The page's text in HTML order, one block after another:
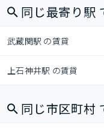
同じ最寄り駅
武蔵関駅 の賃貸
上石神井駅 の賃貸
同じ市区町村